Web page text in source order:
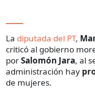
La diputada del PT,
criticó al gobierno
porSalomón Jara, al
administración hay
de mujeres.